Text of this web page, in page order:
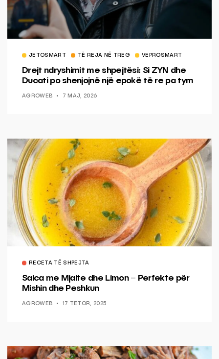
JETOSMART TË REJA NË TREG VEPROSMART
Drejt ndryshimit me shpejtësi: Si ZYN dhe
Ducati po shenjojnë një epokë të re pa tym
AGROWEB 7 MAJ, 2026
RECETA TË SHPEJTA
Salca me Mjalte dhe Limon – Perfekte për
Mishin dhe Peshkun
AGROWEB 17 TETOR, 2025